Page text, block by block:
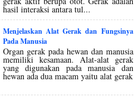
hasil interaksi antara tul...
Menjelaskan Alat Gerak dan Fungsinya
Pada Manusia
Organ gerak pada hewan dan manusia
memiliki kesamaan. Alat-alat gerak
yang digunakan pada manusia dan
hewan ada dua macam yaitu alat gerak